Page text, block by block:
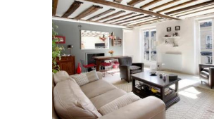
Балки из дерева